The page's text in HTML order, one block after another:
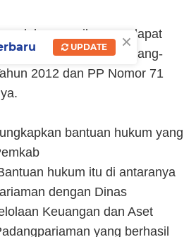
sudah sampaikan pendapat
merujuk pada Undang-
2012 dan PP Nomor 71
bantuan hukum yang
hukum itu di antaranya
dengan Dinas
Keuangan dan Aset
yang berhasil
×
UPDATE